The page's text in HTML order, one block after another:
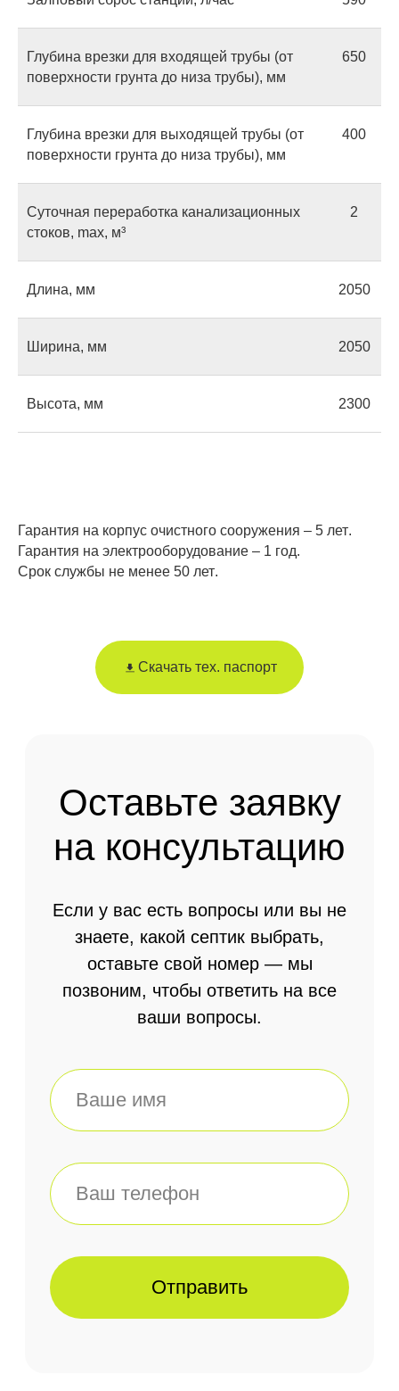
Глубина врезки для входящей трубы (от
поверхности грунта до низа трубы), мм
650
Глубина врезки для выходящей трубы (от
поверхности грунта до низа трубы), мм
400
Суточная переработка канализационных
стоков, max, м³
2
Длина, мм 2050
Ширина, мм 2050
Высота, мм 2300
Гарантия на корпус очистного сооружения – 5 лет.
Гарантия на электрооборудование – 1 год.
Срок службы не менее 50 лет.
Скачать тех. паспорт
Оставьте заявку
на консультацию
знаете, какой септик выбрать,
оставьте свой номер — мы